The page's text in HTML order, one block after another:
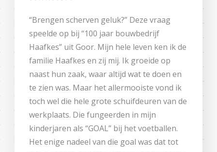
“Brengen scherven geluk?” Deze vraag
speelde op bij “100 jaar bouwbedrijf
Haafkes” uit Goor. Mijn hele leven ken ik de
familie Haafkes en zij mij. Ik groeide op
naast hun zaak, waar altijd wat te doen en
te zien was. Maar het allermooiste vond ik
toch wel die hele grote schuifdeuren van de
werkplaats. Die fungeerden in mijn
kinderjaren als “GOAL” bij het voetballen.
Het enige nadeel van die goal was dat tot